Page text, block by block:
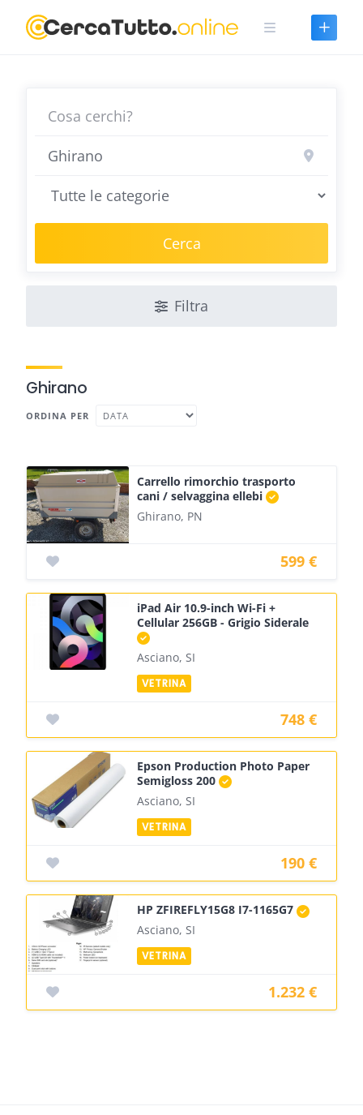
Cerca
Filtra
Ghirano
ORDINA PER
Carrello rimorchio trasporto
cani / selvaggina ellebi
Ghirano, PN
599 €
iPad Air 10.9-inch Wi-Fi +
Cellular 256GB - Grigio Siderale
Asciano, SI
748 €
Epson Production Photo Paper
Semigloss 200
Asciano, SI
190 €
HP ZFIREFLY15G8 I7-1165G7
Asciano, SI
1.232 €